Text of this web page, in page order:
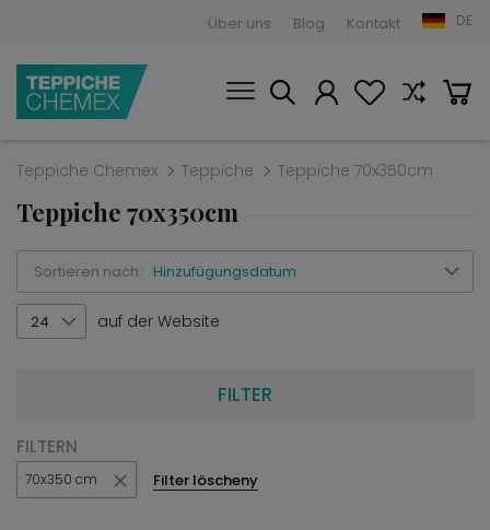
Über uns Blog Kontakt DE
Teppiche Chemex Teppiche Teppiche 70x350cm
Teppiche 70x350cm
Sortieren nach: Hinzufügungsdatum
24 auf der Website
FILTER
FILTERN
70x350 cm Filter löscheny